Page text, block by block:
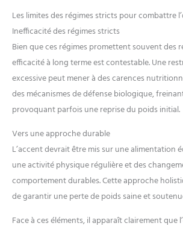
Les limites des régimes stricts pour combattre
Inefficacité des régimes stricts
Bien que ces régimes promettent souvent des
efficacité à long terme est contestable. Une
excessive peut mener à des carences
des mécanismes de défense biologique,
provoquant parfois une reprise du poids initial.
Vers une approche durable
L’accent devrait être mis sur une alimentation
une activité physique régulière et des
comportement durables. Cette approche
de garantir une perte de poids saine et
Face à ces éléments, il apparaît clairement que